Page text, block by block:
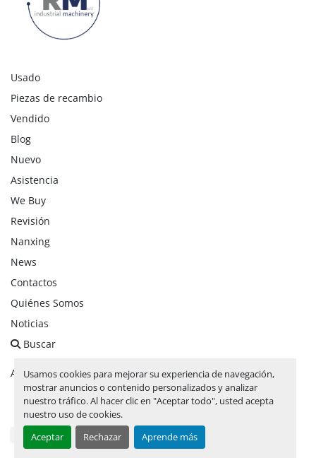
Usamos cookies para mejorar su experiencia de navegación,
mostrar anuncios o contenido personalizados y analizar
nuestro tráfico. Al hacer clic en "Aceptar todo", usted acepta
nuestro uso de cookies.
Aceptar
Rechazar Aprende más
Usado
Piezas de recambio
Vendido
Blog
Nuevo
Asistencia
We Buy
Revisión
Nanxing
News
Contactos
Quiénes Somos
Noticias
Buscar
Administrar cookies
facebook
linkedininstagram
whatsapp
youtube